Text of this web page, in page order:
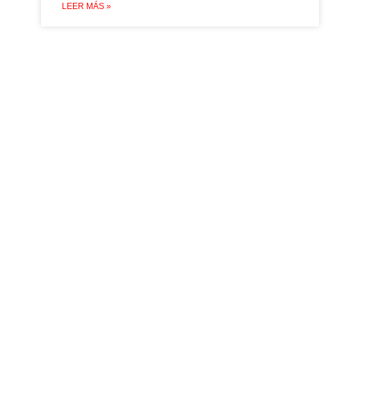
LEER MÁS »